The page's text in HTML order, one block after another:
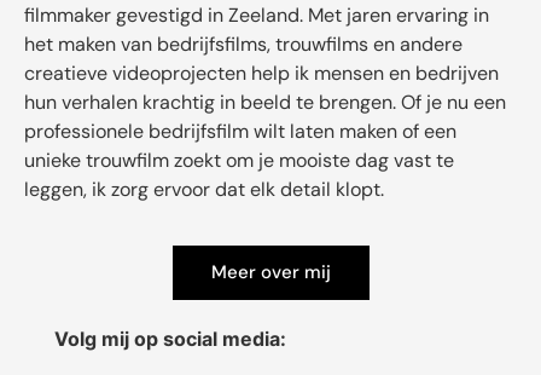
filmmaker gevestigd in Zeeland. Met jaren ervaring in
het maken van bedrijfsfilms, trouwfilms en andere
creatieve videoprojecten help ik mensen en bedrijven
hun verhalen krachtig in beeld te brengen. Of je nu een
professionele bedrijfsfilm wilt laten maken of een
unieke trouwfilm zoekt om je mooiste dag vast te
leggen, ik zorg ervoor dat elk detail klopt.
Meer over mij
Volg mij op social media: